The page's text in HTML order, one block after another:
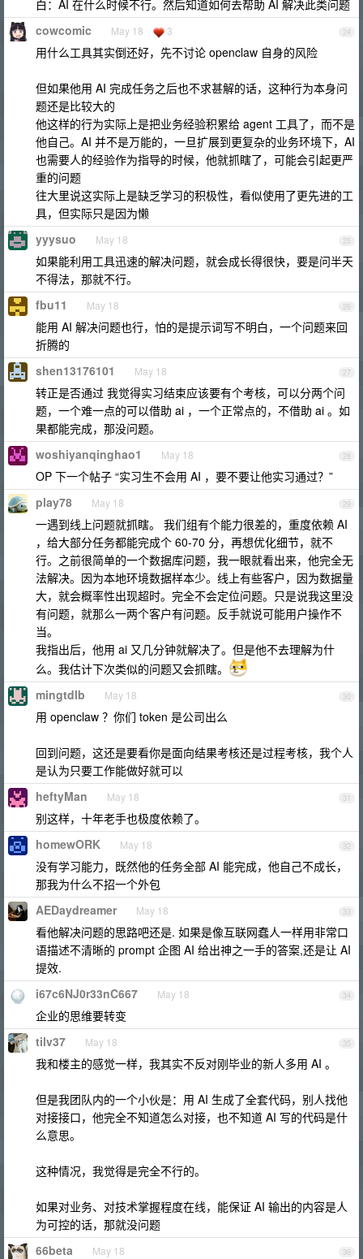
白：AI 在什么时候不行。然后知道如何去帮助 AI 解决此类问题
24
cowcomic May 18 3
用什么工具其实倒还好，先不讨论 openclaw 自身的风险
但如果他用 AI 完成任务之后也不求甚解的话，这种行为本身问
题还是比较大的
他这样的行为实际上是把业务经验积累给 agent 工具了，而不是
他自己。AI 并不是万能的，一旦扩展到更复杂的业务环境下，AI
也需要人的经验作为指导的时候，他就抓瞎了，可能会引起更严
重的问题
往大里说这实际上是缺乏学习的积极性，看似使用了更先进的工
具，但实际只是因为懒
25
yyysuo May 18
如果能利用工具迅速的解决问题，就会成长得很快，要是问半天
不得法，那就不行。
26
fbu11 May 18
能用 AI 解决问题也行，怕的是提示词写不明白，一个问题来回
折腾的
27
shen13176101 May 18
转正是否通过 我觉得实习结束应该要有个考核，可以分两个问
题，一个难一点的可以借助 ai ，一个正常点的，不借助 ai 。如
果都能完成，那没问题。
28
woshiyanqinghao1 May 18
OP 下一个帖子 “实习生不会用 AI ，要不要让他实习通过？”
29
play78 May 18
一遇到线上问题就抓瞎。 我们组有个能力很差的，重度依赖 AI
，给大部分任务都能完成个 60-70 分，再想优化细节，就不
行。之前很简单的一个数据库问题，我一眼就看出来，他完全无
法解决。因为本地环境数据样本少。线上有些客户，因为数据量
大，就会概率性出现超时。完全不会定位问题。只是说我这里没
有问题，就那么一两个客户有问题。反手就说可能用户操作不
当。
我指出后，他用 ai 又几分钟就解决了。但是他不去理解为什
么。我估计下次类似的问题又会抓瞎。
30
mingtdlb May 18
用 openclaw ？你们 token 是公司出么
回到问题，这还是要看你是面向结果考核还是过程考核，我个人
是认为只要工作能做好就可以
31
heftyMan May 18
别这样，十年老手也极度依赖了。
32
homewORK May 18
没有学习能力，既然他的任务全部 AI 能完成，他自己不成长，
那我为什么不招一个外包
33
AEDaydreamer May 18
看他解决问题的思路吧还是. 如果是像互联网蠢人一样用非常口
语描述不清晰的 prompt 企图 AI 给出神之一手的答案,还是让 AI
提效.
34
i67c6NJ0r33nC667 May 18
企业的思维要转变
35
tilv37 May 18
我和楼主的感觉一样，我其实不反对刚毕业的新人多用 AI 。
但是我团队内的一个小伙是：用 AI 生成了全套代码，别人找他
对接接口，他完全不知道怎么对接，也不知道 AI 写的代码是什
么意思。
这种情况，我觉得是完全不行的。
如果对业务、对技术掌握程度在线，能保证 AI 输出的内容是人
为可控的话，那就没问题
36
66beta May 18